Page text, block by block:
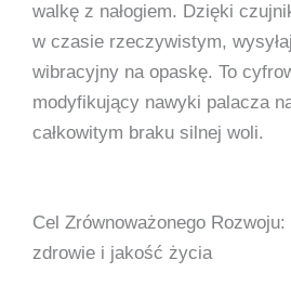
walkę z nałogiem. Dzięki
w czasie rzeczywistym,
wibracyjny na opaskę. To
modyfikujący nawyki palacza
całkowitym braku silnej woli.
Cel Zrównoważonego
zdrowie i jakość życia